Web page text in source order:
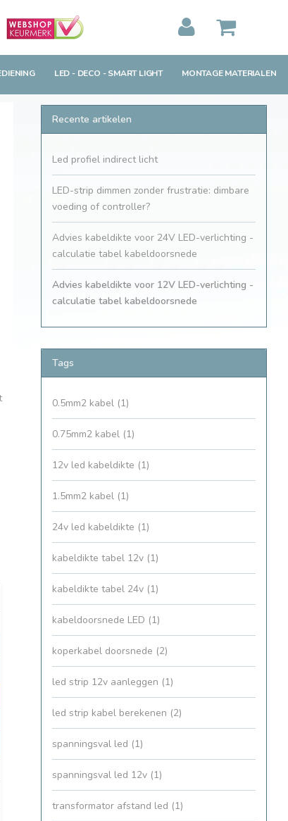
LED - DECO - SMART LIGHT MONTAGE MATERIALEN
Recente artikelen
Led profiel indirect licht
LED-strip dimmen zonder frustratie: dimbare
voeding of controller?
Advies kabeldikte voor 24V LED-verlichting -
calculatie tabel kabeldoorsnede
Advies kabeldikte voor 12V LED-verlichting -
calculatie tabel kabeldoorsnede
Tags
0.5mm2 kabel (1)
0.75mm2 kabel (1)
12v led kabeldikte (1)
1.5mm2 kabel (1)
24v led kabeldikte (1)
kabeldikte tabel 12v (1)
kabeldikte tabel 24v (1)
kabeldoorsnede LED (1)
koperkabel doorsnede (2)
led strip 12v aanleggen (1)
led strip kabel berekenen (2)
spanningsval led (1)
spanningsval led 12v (1)
transformator afstand led (1)